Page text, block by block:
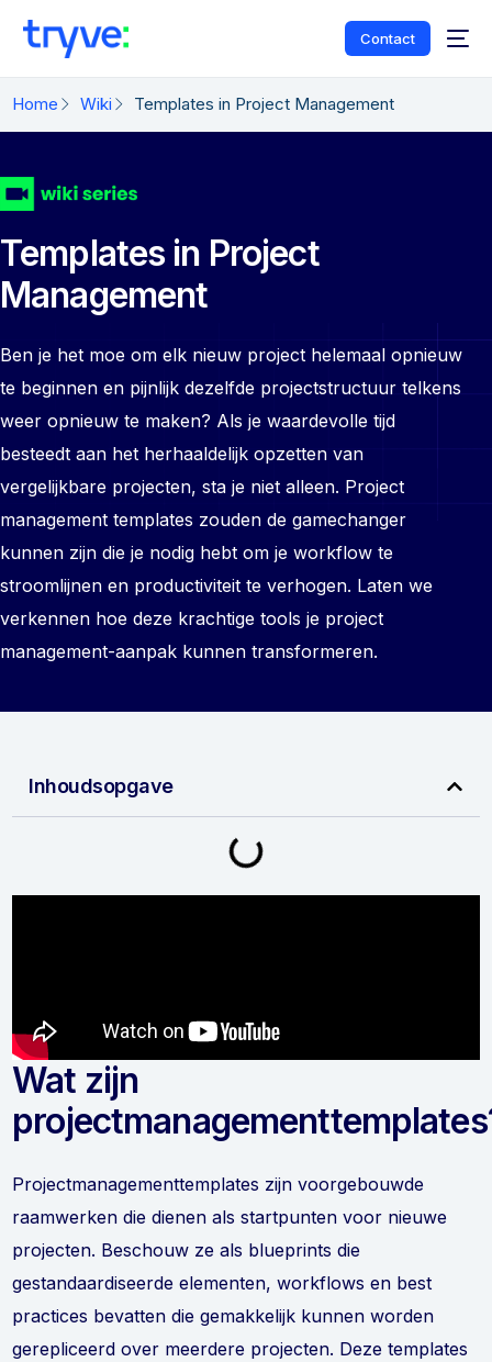
Contact
Home Wiki Templates in Project Management
Templates in Project
Management
Ben je het moe om elk nieuw project helemaal opnieuw
te beginnen en pijnlijk dezelfde projectstructuur telkens
weer opnieuw te maken? Als je waardevolle tijd
besteedt aan het herhaaldelijk opzetten van
vergelijkbare projecten, sta je niet alleen. Project
management templates zouden de gamechanger
kunnen zijn die je nodig hebt om je workflow te
stroomlijnen en productiviteit te verhogen. Laten we
verkennen hoe deze krachtige tools je project
management-aanpak kunnen transformeren.
Inhoudsopgave
Wat zijn
Projectmanagementtemplates zijn voorgebouwde
raamwerken die dienen als startpunten voor nieuwe
projecten. Beschouw ze als blueprints die
gestandaardiseerde elementen, workflows en best
practices bevatten die gemakkelijk kunnen worden
gerepliceerd over meerdere projecten. Deze templates
Nederlands